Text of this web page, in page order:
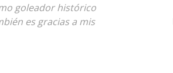
goleador histórico
es gracias a mis